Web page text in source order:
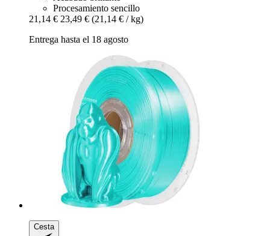
Procesamiento sencillo
21,14 € 23,49 € (21,14 € / kg)
Entrega hasta el 18 agosto
Cesta